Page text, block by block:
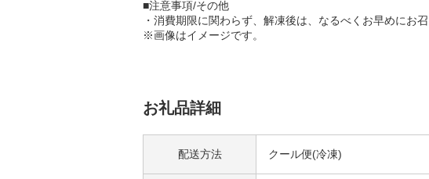
■注意事項/その他
・消費期限に関わらず、解凍後は、なるべくお早めにお召
※画像はイメージです。
お礼品詳細
配送方法 クール便(冷凍)